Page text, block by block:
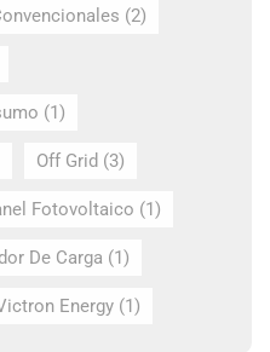
(2)
(1)
Off Grid (3)
Fotovoltaico (1)
De Carga (1)
Energy (1)